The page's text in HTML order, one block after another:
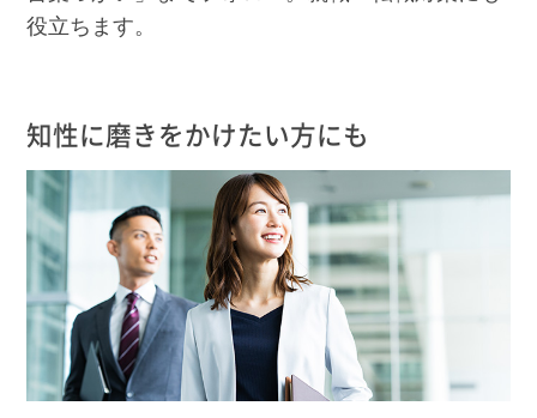
役立ちます。
知性に磨きをかけたい方にも